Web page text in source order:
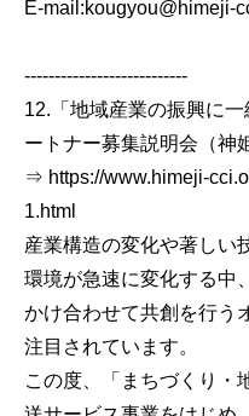
E-mail:kougyou@himeji-
---------------------------
12.「地域産業の振興に
ートナー募集説明会（神
⇒ https://www.himeji-
1.html
産業構造の変化や著しい
環境が急速に変化する中
かけ合わせて共創を行う
注目されています。
この度、「まちづくり・